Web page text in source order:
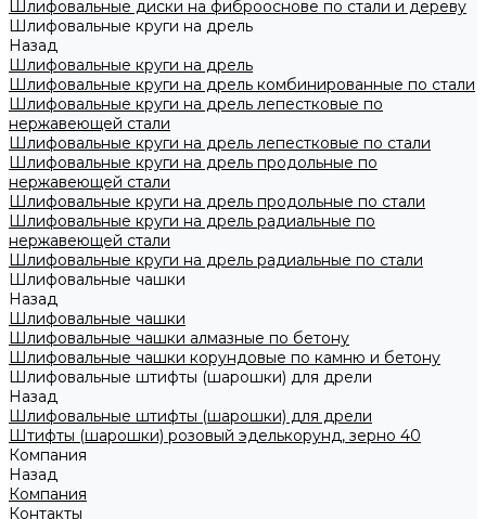
Шлифовальные диски на фиброоснове по стали и дереву
Шлифовальные круги на дрель
Назад
Шлифовальные круги на дрель
Шлифовальные круги на дрель комбинированные по стали
Шлифовальные круги на дрель лепестковые по
нержавеющей стали
Шлифовальные круги на дрель лепестковые по стали
Шлифовальные круги на дрель продольные по
нержавеющей стали
Шлифовальные круги на дрель продольные по стали
Шлифовальные круги на дрель радиальные по
нержавеющей стали
Шлифовальные круги на дрель радиальные по стали
Шлифовальные чашки
Назад
Шлифовальные чашки
Шлифовальные чашки алмазные по бетону
Шлифовальные чашки корундовые по камню и бетону
Шлифовальные штифты (шарошки) для дрели
Назад
Шлифовальные штифты (шарошки) для дрели
Штифты (шарошки) розовый эделькорунд, зерно 40
Компания
Назад
Компания
Контакты